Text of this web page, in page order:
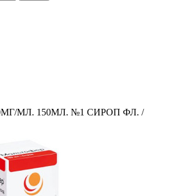
МЛ. 150МЛ. №1 СИРОП ФЛ. /